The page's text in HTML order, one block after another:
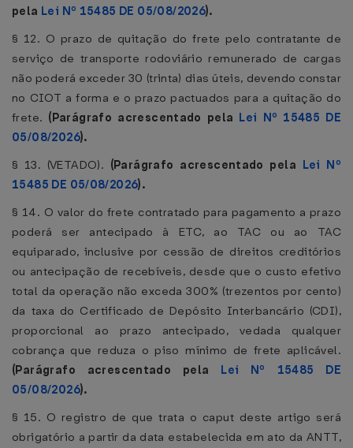
pela Lei Nº 15485 DE 05/08/2026).
§ 12. O prazo de quitação do frete pelo contratante de
serviço de transporte rodoviário remunerado de cargas
não poderá exceder 30 (trinta) dias úteis, devendo constar
no CIOT a forma e o prazo pactuados para a quitação do
frete. (Parágrafo acrescentado pela Lei Nº 15485 DE
05/08/2026).
§ 13. (VETADO). (Parágrafo acrescentado pela Lei Nº
15485 DE 05/08/2026).
§ 14. O valor do frete contratado para pagamento a prazo
poderá ser antecipado à ETC, ao TAC ou ao TAC
equiparado, inclusive por cessão de direitos creditórios
ou antecipação de recebíveis, desde que o custo efetivo
total da operação não exceda 300% (trezentos por cento)
da taxa do Certificado de Depósito Interbancário (CDI),
proporcional ao prazo antecipado, vedada qualquer
cobrança que reduza o piso mínimo de frete aplicável.
(Parágrafo acrescentado pela Lei Nº 15485 DE
05/08/2026).
§ 15. O registro de que trata o caput deste artigo será
obrigatório a partir da data estabelecida em ato da ANTT,